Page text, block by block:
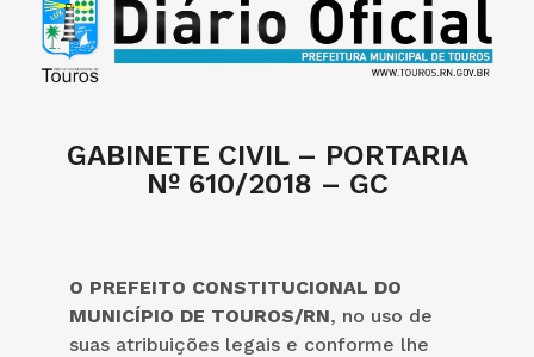
GABINETE CIVIL – PORTARIA
Nº 610/2018 – GC
O PREFEITO CONSTITUCIONAL DO
MUNICÍPIO DE TOUROS/RN, no uso de
suas atribuições legais e conforme lhe
PERGUNTAS FREQUENTES